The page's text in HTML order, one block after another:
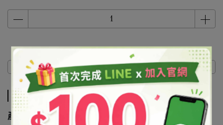
商品介紹
商品介紹
產品說明